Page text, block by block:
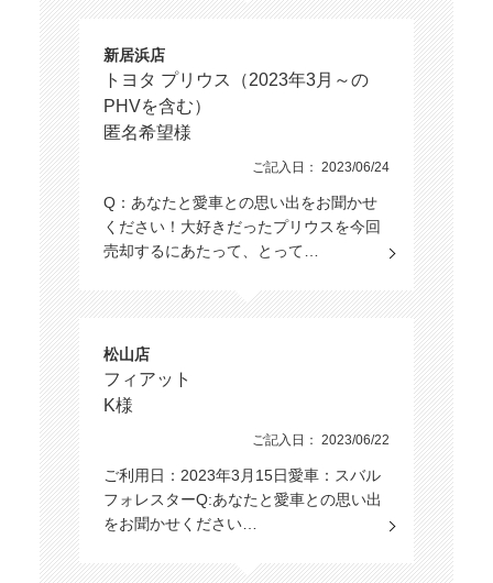
新居浜店
トヨタ プリウス（2023年3月～の
PHVを含む）
匿名希望様
ご記入日： 2023/06/24
Q：あなたと愛車との思い出をお聞かせ
ください！大好きだったプリウスを今回
売却するにあたって、とって…
松山店
フィアット
K様
ご記入日： 2023/06/22
ご利用日：2023年3月15日愛車：スバル
フォレスターQ:あなたと愛車との思い出
をお聞かせください…